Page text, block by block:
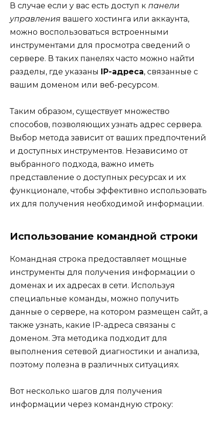
В случае если у вас есть доступ к панели
управления вашего хостинга или аккаунта,
можно воспользоваться встроенными
инструментами для просмотра сведений о
сервере. В таких панелях часто можно найти
разделы, где указаны IP-адреса, связанные с
вашим доменом или веб-ресурсом.
Таким образом, существует множество
способов, позволяющих узнать адрес сервера.
Выбор метода зависит от ваших предпочтений
и доступных инструментов. Независимо от
выбранного подхода, важно иметь
представление о доступных ресурсах и их
функционале, чтобы эффективно использовать
их для получения необходимой информации.
Использование командной строки
Командная строка предоставляет мощные
инструменты для получения информации о
доменах и их адресах в сети. Используя
специальные команды, можно получить
данные о сервере, на котором размещен сайт, а
также узнать, какие IP-адреса связаны с
доменом. Эта методика подходит для
выполнения сетевой диагностики и анализа,
поэтому полезна в различных ситуациях.
Вот несколько шагов для получения
информации через командную строку: